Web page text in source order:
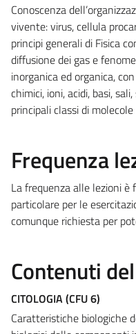
Conoscenza
vivente: virus, cellula
principi generali di Fisica
diffusione dei gas e
inorganica ed organica,
chimici, ioni, acidi, basi,
principali classi di
Frequenza
La frequenza alle lezioni
particolare per le
comunque richiesta per
Contenuti
CITOLOGIA (CFU 6)
Caratteristiche biologiche